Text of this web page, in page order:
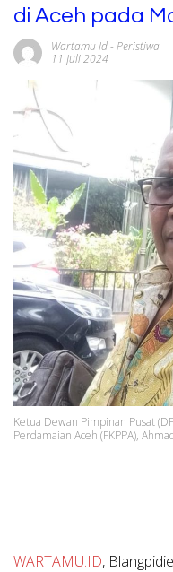
di Aceh pada
Wartamu Id- Peristiwa
11 Juli 2024
Ketua Dewan Pimpinan Pusat
Perdamaian Aceh (FKPPA),
WARTAMU.ID, Blangpidie